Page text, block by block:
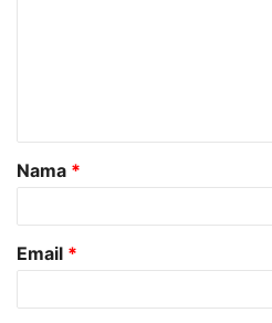
a
r
Nama *
Email *